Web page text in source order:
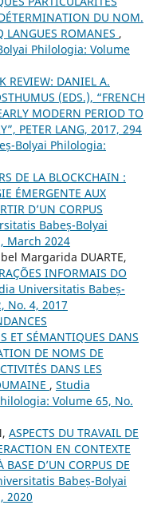
DU NOM.
LANGUES ROMANES ,
Philologia: Volume
REVIEW: DANIEL A.
(EDS.), “FRENCH
MODERN PERIOD TO
PETER LANG, 2017, 294
Bolyai Philologia:
DE LA BLOCKCHAIN :
ÉMERGENTE AUX
D’UN CORPUS
Babeș-Bolyai
March 2024
Margarida DUARTE,
INFORMAIS DO
Universitatis Babeș-
No. 4, 2017
ET SÉMANTIQUES DANS
DE NOMS DE
DANS LES
, Studia
Volume 65, No.
ASPECTS DU TRAVAIL DE
EN CONTEXTE
D’UN CORPUS DE
Babeș-Bolyai
2020